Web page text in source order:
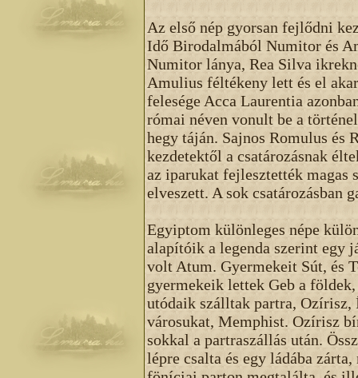
Az első nép gyorsan fejlődni
Idő Birodalmából Numitor és
Numitor lánya, Rea Silva
Amulius féltékeny lett és el
felesége Acca Laurentia
római néven vonult be a
hegy táján. Sajnos Romulus és
kezdetektől a csatározásnak
az iparukat fejlesztették magas
elveszett. A sok csatározásban
Egyiptom különleges népe
alapítóik a legenda szerint egy
volt Atum. Gyermekeit Sút, és
gyermekeik lettek Geb a
utódaik szálltak partra, Ozírisz,
városukat, Memphist. Ozírisz
sokkal a partraszállás után.
lépre csalta és egy ládába